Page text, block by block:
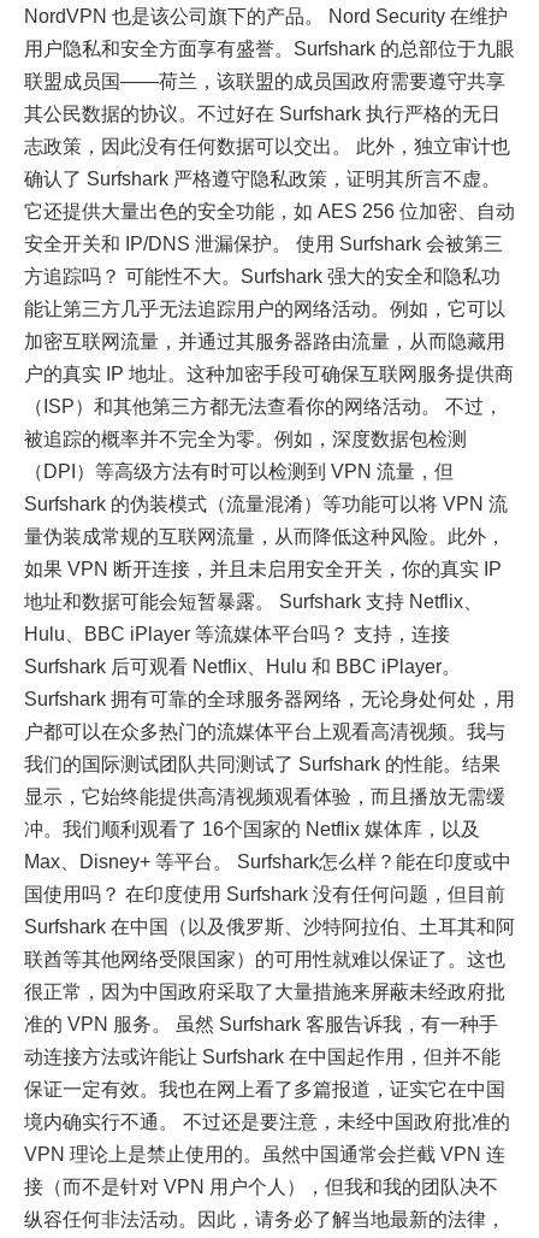
NordVPN 也是该公司旗下的产品。 Nord Security 在维护
用户隐私和安全方面享有盛誉。Surfshark 的总部位于九眼
联盟成员国——荷兰，该联盟的成员国政府需要遵守共享
其公民数据的协议。不过好在 Surfshark 执行严格的无日
志政策，因此没有任何数据可以交出。 此外，独立审计也
确认了 Surfshark 严格遵守隐私政策，证明其所言不虚。
它还提供大量出色的安全功能，如 AES 256 位加密、自动
安全开关和 IP/DNS 泄漏保护。 使用 Surfshark 会被第三
方追踪吗？ 可能性不大。Surfshark 强大的安全和隐私功
能让第三方几乎无法追踪用户的网络活动。例如，它可以
加密互联网流量，并通过其服务器路由流量，从而隐藏用
户的真实 IP 地址。这种加密手段可确保互联网服务提供商
（ISP）和其他第三方都无法查看你的网络活动。 不过，
被追踪的概率并不完全为零。例如，深度数据包检测
（DPI）等高级方法有时可以检测到 VPN 流量，但
Surfshark 的伪装模式（流量混淆）等功能可以将 VPN 流
量伪装成常规的互联网流量，从而降低这种风险。此外，
如果 VPN 断开连接，并且未启用安全开关，你的真实 IP
地址和数据可能会短暂暴露。 Surfshark 支持 Netflix、
Hulu、BBC iPlayer 等流媒体平台吗？ 支持，连接
Surfshark 后可观看 Netflix、Hulu 和 BBC iPlayer。
Surfshark 拥有可靠的全球服务器网络，无论身处何处，用
户都可以在众多热门的流媒体平台上观看高清视频。我与
我们的国际测试团队共同测试了 Surfshark 的性能。结果
显示，它始终能提供高清视频观看体验，而且播放无需缓
冲。我们顺利观看了 16个国家的 Netflix 媒体库，以及
Max、Disney+ 等平台。 Surfshark怎么样？能在印度或中
国使用吗？ 在印度使用 Surfshark 没有任何问题，但目前
Surfshark 在中国（以及俄罗斯、沙特阿拉伯、土耳其和阿
联酋等其他网络受限国家）的可用性就难以保证了。这也
很正常，因为中国政府采取了大量措施来屏蔽未经政府批
准的 VPN 服务。 虽然 Surfshark 客服告诉我，有一种手
动连接方法或许能让 Surfshark 在中国起作用，但并不能
保证一定有效。我也在网上看了多篇报道，证实它在中国
境内确实行不通。 不过还是要注意，未经中国政府批准的
VPN 理论上是禁止使用的。虽然中国通常会拦截 VPN 连
接（而不是针对 VPN 用户个人），但我和我的团队决不
纵容任何非法活动。因此，请务必了解当地最新的法律，